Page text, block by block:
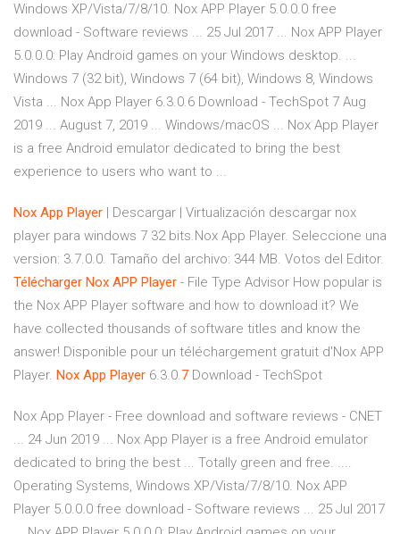
Windows XP/Vista/7/8/10. Nox APP Player 5.0.0.0 free
download - Software reviews ... 25 Jul 2017 ... Nox APP Player
5.0.0.0: Play Android games on your Windows desktop. ...
Windows 7 (32 bit), Windows 7 (64 bit), Windows 8, Windows
Vista ... Nox App Player 6.3.0.6 Download - TechSpot 7 Aug
2019 ... August 7, 2019 ... Windows/macOS ... Nox App Player
is a free Android emulator dedicated to bring the best
experience to users who want to ...
Nox App Player | Descargar | Virtualización descargar nox
player para windows 7 32 bits.Nox App Player. Seleccione una
version: 3.7.0.0. Tamaño del archivo: 344 MB. Votos del Editor.
Télécharger Nox APP Player - File Type Advisor How popular is
the Nox APP Player software and how to download it? We
have collected thousands of software titles and know the
answer! Disponible pour un téléchargement gratuit d'Nox APP
Player. Nox App Player 6.3.0.7 Download - TechSpot
Nox App Player - Free download and software reviews - CNET
... 24 Jun 2019 ... Nox App Player is a free Android emulator
dedicated to bring the best ... Totally green and free. ....
Operating Systems, Windows XP/Vista/7/8/10. Nox APP
Player 5.0.0.0 free download - Software reviews ... 25 Jul 2017